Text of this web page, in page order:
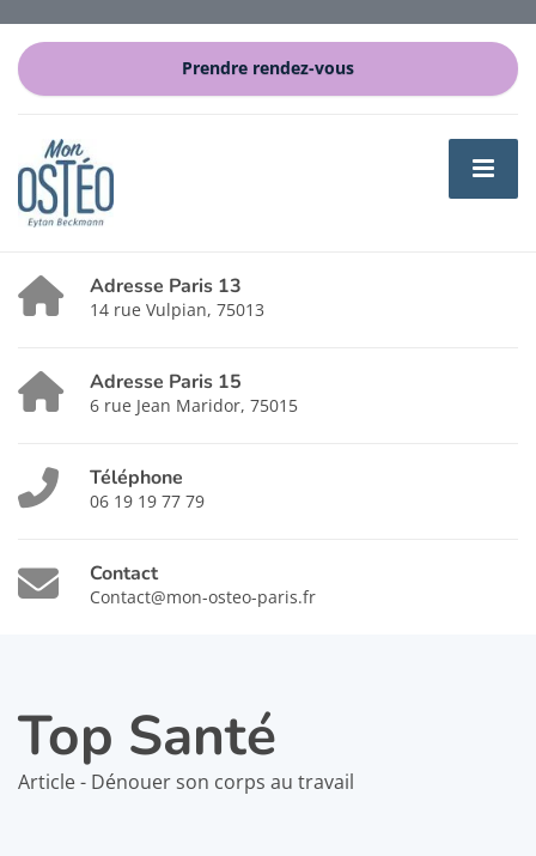
Prendre rendez-vous
Adresse Paris 13
14 rue Vulpian, 75013
Adresse Paris 15
6 rue Jean Maridor, 75015
Téléphone
06 19 19 77 79
Contact
Contact@mon-osteo-paris.fr
Top Santé
Article - Dénouer son corps au travail